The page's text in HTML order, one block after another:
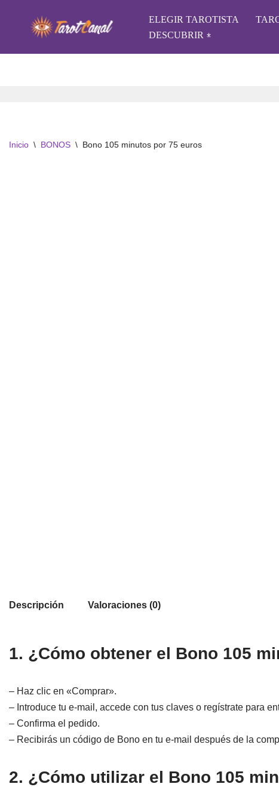
Saltar
ELEGIR TAROTISTA
DESCUBRIR
Inicio \ BONOS \ Bono 105 minutos por 75 euros
Descripción Valoraciones (0)
1. ¿Cómo obtener el Bono 105
– Haz clic en «Comprar».
– Introduce tu e-mail, accede con tus claves o regístrate para
– Confirma el pedido.
– Recibirás un código de Bono en tu e-mail después de la
2. ¿Cómo utilizar el Bono 105